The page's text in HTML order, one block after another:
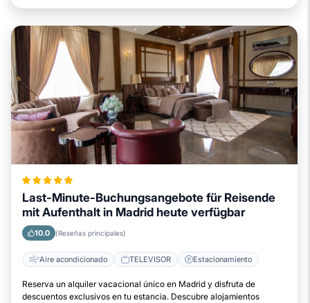
Last-Minute-Buchungsangebote für Reisende
mit Aufenthalt in Madrid heute verfügbar
10.0 (Reseñas principales)
Aire acondicionado TELEVISOR Estacionamiento
Reserva un alquiler vacacional único en Madrid y disfruta de
descuentos exclusivos en tu estancia. Descubre alojamientos